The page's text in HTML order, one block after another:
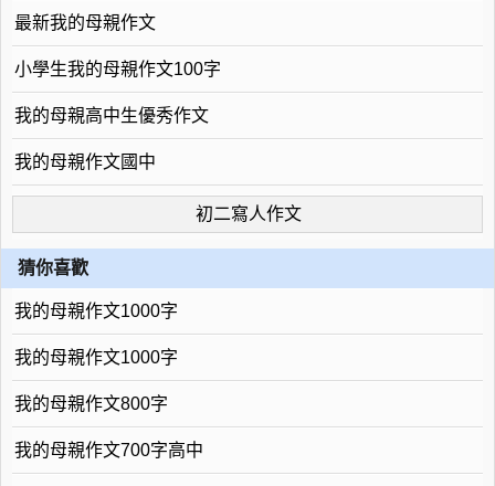
最新我的母親作文
小學生我的母親作文100字
我的母親高中生優秀作文
我的母親作文國中
初二寫人作文
猜你喜歡
我的母親作文1000字
我的母親作文1000字
我的母親作文800字
我的母親作文700字高中